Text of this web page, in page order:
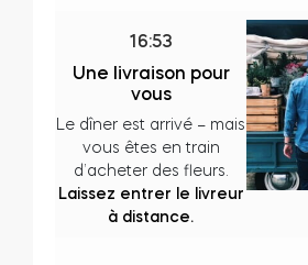
Module relais connecté
16:53
Une livraison pour
vous
Le dîner est arrivé – mais
vous êtes en train
d’acheter des fleurs.
Laissez entrer le livreur
à distance.